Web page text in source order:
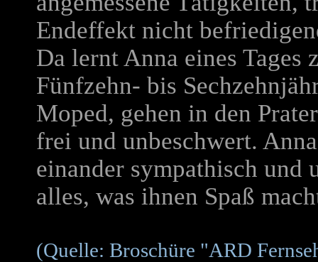
Endeffekt nicht
Da lernt Anna eines
Fünfzehn- bis
Moped, gehen in den
frei und unbeschwert.
einander sympathisch und
alles, was ihnen Spaß
(Quelle: Broschüre "ARD